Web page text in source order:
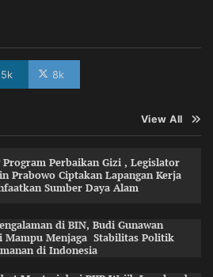
5k 8k
View All
Perbaikan Gizi , Legislator
Prabowo Ciptakan Lapangan Kerja
Sumber Daya Alam
di BIN, Budi Gunawan
Mampu Menjaga Stabilitas Politik
di Indonesia